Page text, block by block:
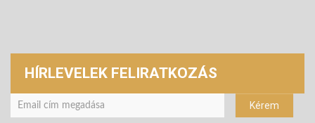
HÍRLEVELEK FELIRATKOZÁS